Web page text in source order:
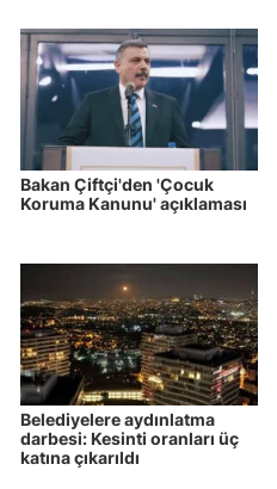
Bakan Çiftçi'den 'Çocuk
Koruma Kanunu' açıklaması
Belediyelere aydınlatma
darbesi: Kesinti oranları üç
katına çıkarıldı